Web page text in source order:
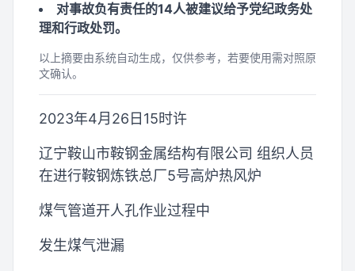
对事故负有责任的14人被建议给予党纪政务处
理和行政处罚。
以上摘要由系统自动生成，仅供参考，若要使用需对照原
文确认。
2023年4月26日15时许
辽宁鞍山市鞍钢金属结构有限公司 组织人员
在进行鞍钢炼铁总厂5号高炉热风炉
煤气管道开人孔作业过程中
发生煤气泄漏